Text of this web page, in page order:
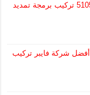
فني شبكات فايبر الكويت 51050078 تركيب برمجة تمديد
انترنت فايبر الكويت 51050078 أفضل شركة فايبر تركيب